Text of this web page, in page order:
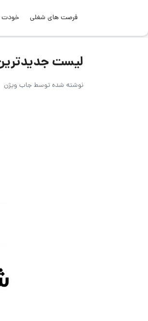
فرصت های شغلی خودت
لیست جدیدترین
نوشته شده توسطجاب ویژن